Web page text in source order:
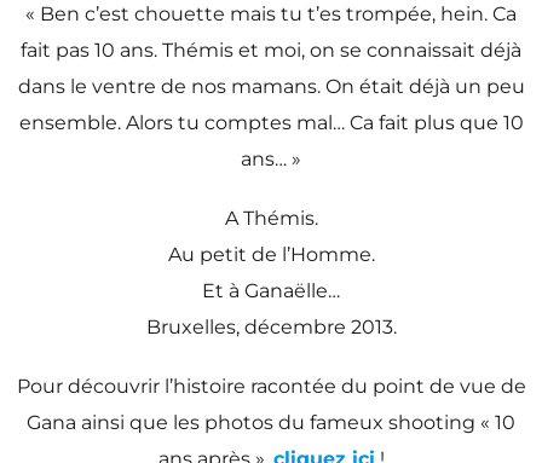
« Ben c’est chouette mais tu t’es trompée, hein. Ca
fait pas 10 ans. Thémis et moi, on se connaissait déjà
dans le ventre de nos mamans. On était déjà un peu
ensemble. Alors tu comptes mal… Ca fait plus que 10
ans… »
A Thémis.
Au petit de l’Homme.
Et à Ganaëlle…
Bruxelles, décembre 2013.
Pour découvrir l’histoire racontée du point de vue de
Gana ainsi que les photos du fameux shooting « 10